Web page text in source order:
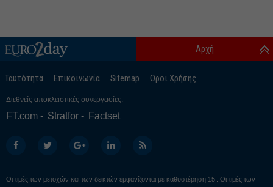
Ταυτότητα Επικοινωνία Sitemap Οροι Χρήσης
Αρχή
Διεθνείς αποκλειστικές συνεργασίες:
FT.com Stratfor Factset
Οι τιμές των μετοχών και των δεικτών εμφανίζονται με καθυστέρηση 15’. Οι τιμές των